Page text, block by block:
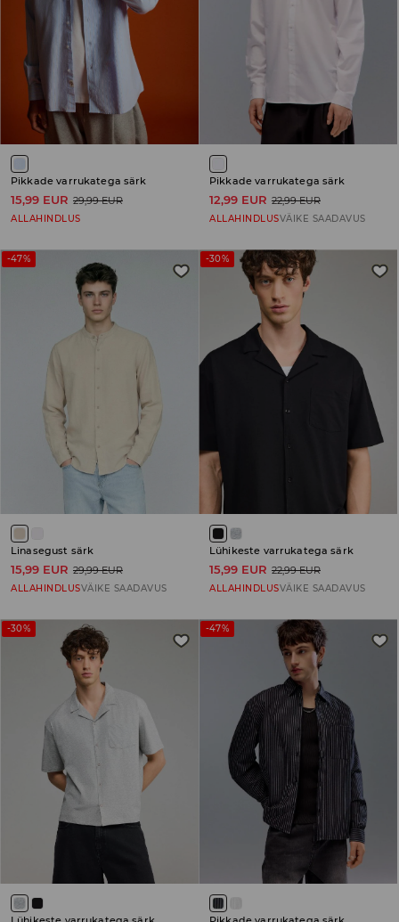
Pikkade varrukatega särk
15,99 EUR 29,99 EUR
ALLAHINDLUS
Pikkade varrukatega särk
12,99 EUR 22,99 EUR
ALLAHINDLUSVÄIKE SAADAVUS
-47%
Linasegust särk
15,99 EUR 29,99 EUR
ALLAHINDLUSVÄIKE SAADAVUS
-30%
Lühikeste varrukatega särk
15,99 EUR 22,99 EUR
ALLAHINDLUSVÄIKE SAADAVUS
-30% -47%